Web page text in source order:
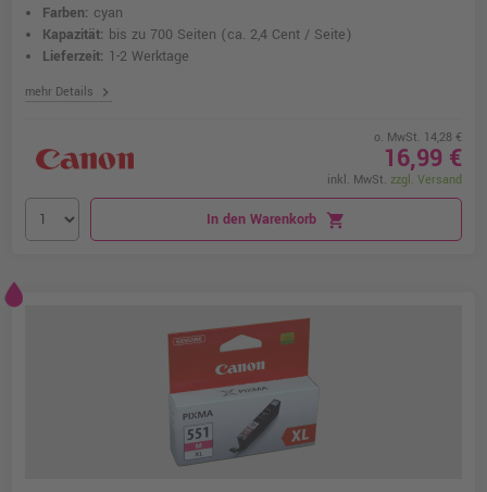
Farben: cyan
Kapazität: bis zu 700 Seiten (ca. 2,4 Cent / Seite)
Lieferzeit: 1-2 Werktage
mehr Details chevron_right
o. MwSt. 14,28 €
16,99 €
inkl. MwSt. zzgl. Versand
In den Warenkorb shopping_cart